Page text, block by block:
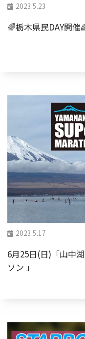
2023.5.23
🌈栃木県民DAY開催
2023.5.17
6月25日(日)「山中
ソン 」